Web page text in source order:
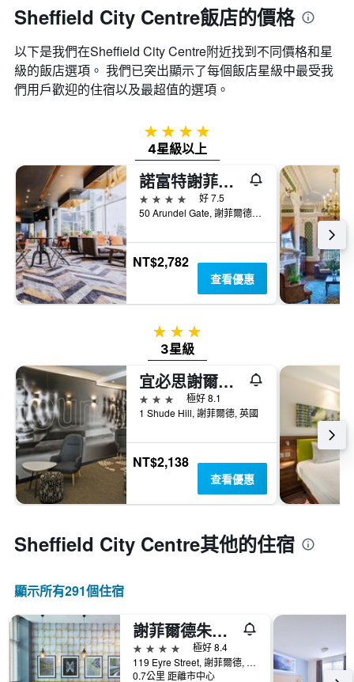
Sheffield City Centre飯店的價格
以下是我們在Sheffield City Centre​附近找到不同價格和星
級的飯店選項。 我們已突出顯示了每個飯店星級中最受我
們用戶歡迎的住宿以及最超值的選項。
4星級
4星級以上
諾富特謝菲爾德市中心
4星級
好 7.5
50 Arundel Gate, 謝菲爾德, 英國
NT$2,782
查看優惠
3星級
3星級
宜必思謝爾菲德城酒店 - 雪菲爾
3星級
極好 8.1
1 Shude Hill, 謝菲爾德, 英國
NT$2,138
查看優惠
Sheffield City Centre​其他的住宿
顯示所有291​個住宿
謝菲爾德朱麗斯酒店
4星級
極好 8.4
119 Eyre Street, 謝菲爾德, 英國
0.7公里 距離市中心